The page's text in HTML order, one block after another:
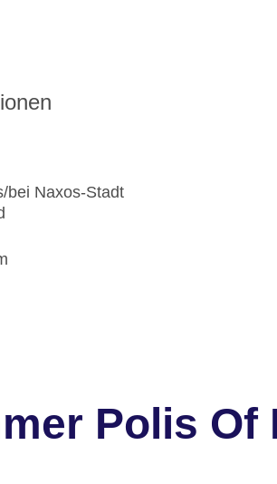
bei Naxos-Stadt
Polis Of